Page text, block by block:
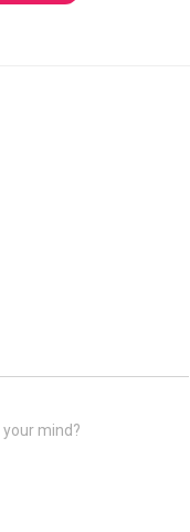
your mind?